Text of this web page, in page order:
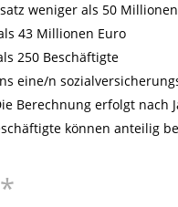
weniger als 50
43 Millionen Euro
250 Beschäftigte
eine/n
Berechnung erfolgt nach
können anteilig
*